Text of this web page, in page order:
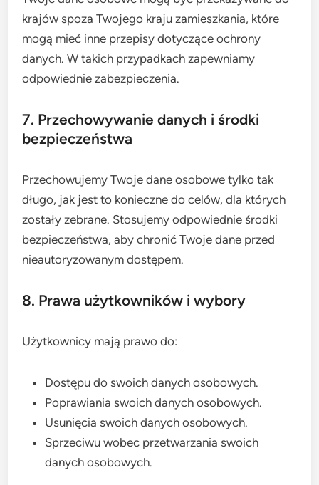
krajów spoza Twojego kraju zamieszkania, które
mogą mieć inne przepisy dotyczące ochrony
danych. W takich przypadkach zapewniamy
odpowiednie zabezpieczenia.
7. Przechowywanie danych i środki
bezpieczeństwa
Przechowujemy Twoje dane osobowe tylko tak
długo, jak jest to konieczne do celów, dla których
zostały zebrane. Stosujemy odpowiednie środki
bezpieczeństwa, aby chronić Twoje dane przed
nieautoryzowanym dostępem.
8. Prawa użytkowników i wybory
Użytkownicy mają prawo do:
Dostępu do swoich danych osobowych.
Poprawiania swoich danych osobowych.
Usunięcia swoich danych osobowych.
Sprzeciwu wobec przetwarzania swoich
danych osobowych.